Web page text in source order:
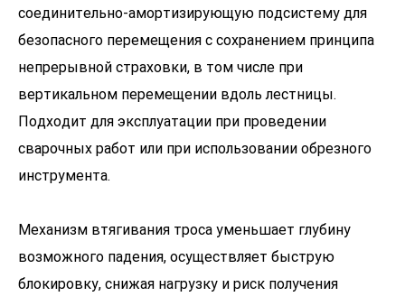
соединительно-амортизирующую подсистему для
безопасного перемещения с сохранением принципа
непрерывной страховки, в том числе при
вертикальном перемещении вдоль лестницы.
Подходит для эксплуатации при проведении
сварочных работ или при использовании обрезного
инструмента.
Механизм втягивания троса уменьшает глубину
возможного падения, осуществляет быструю
блокировку, снижая нагрузку и риск получения